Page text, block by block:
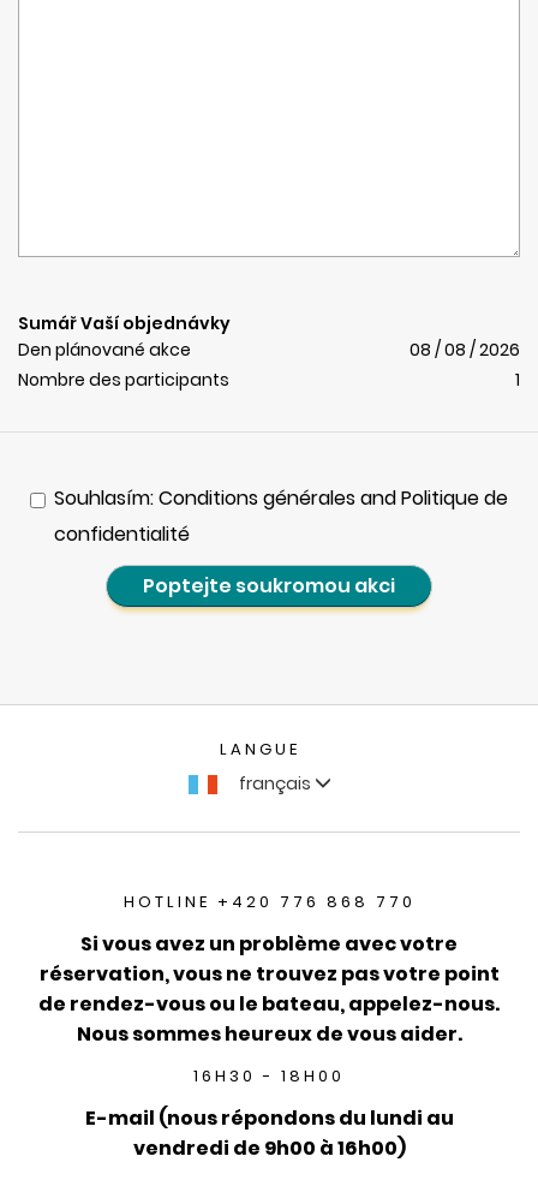
Sumář Vaší objednávky
Den plánované akce
08 / 08 / 2026
Nombre des participants
1
Souhlasím: Conditions générales and Politique de
confidentialité
Poptejte soukromou akci
LANGUE
français
HOTLINE +420 776 868 770
Si vous avez un problème avec votre
réservation, vous ne trouvez pas votre point
de rendez-vous ou le bateau, appelez-nous.
Nous sommes heureux de vous aider.
16H30 - 18H00
E-mail (nous répondons du lundi au
vendredi de 9h00 à 16h00)